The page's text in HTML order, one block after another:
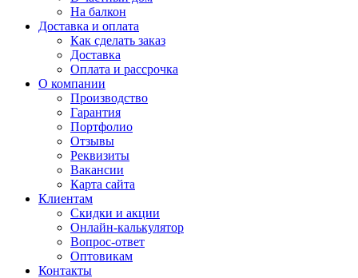
На балкон
Доставка и оплата
Как сделать заказ
Доставка
Оплата и рассрочка
О компании
Производство
Гарантия
Портфолио
Отзывы
Реквизиты
Вакансии
Карта сайта
Клиентам
Скидки и акции
Онлайн-калькулятор
Вопрос-ответ
Оптовикам
Контакты